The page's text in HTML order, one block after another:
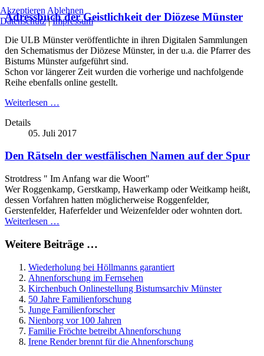
Adressbuch der Geistlichkeit der Diözese Münster
Die ULB Münster veröffentlichte in ihren Digitalen Sammlungen
den Schematismus der Diözese Münster, in der u.a. die Pfarrer des
Bistums Münster aufgeführt sind.
Schon vor längerer Zeit wurden die vorherige und nachfolgende
Reihe ebenfalls online gestellt.
Weiterlesen …
Details
05. Juli 2017
Den Rätseln der westfälischen Namen auf der Spur
Strotdress " Im Anfang war die Woort"
Wer Roggenkamp, Gerstkamp, Hawerkamp oder Weitkamp heißt,
dessen Vorfahren hatten möglicherweise Roggenfelder,
Gerstenfelder, Haferfelder und Weizenfelder oder wohnten dort.
Weiterlesen …
Weitere Beiträge …
Wiederholung bei Höllmanns garantiert
Ahnenforschung im Fernsehen
Kirchenbuch Onlinestellung Bistumsarchiv Münster
50 Jahre Familienforschung
Junge Familienforscher
Nienborg vor 100 Jahren
Familie Fröchte betreibt Ahnenforschung
Irene Render brennt für die Ahnenforschung
Akzeptieren Ablehnen
Datenschutz|Impressum